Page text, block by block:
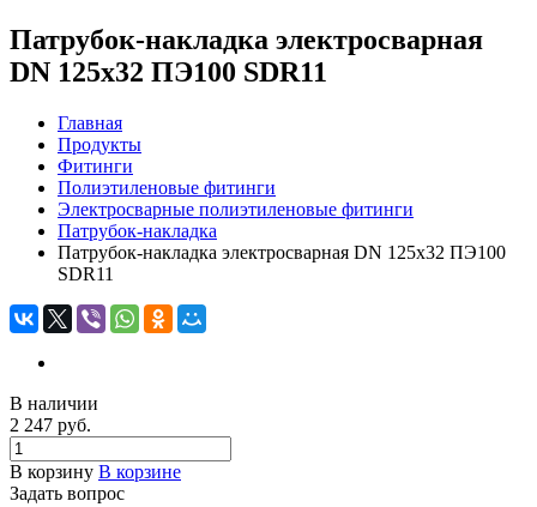
Патрубок-накладка электросварная
DN 125х32 ПЭ100 SDR11
Главная
Продукты
Фитинги
Полиэтиленовые фитинги
Электросварные полиэтиленовые фитинги
Патрубок-накладка
Патрубок-накладка электросварная DN 125х32 ПЭ100
SDR11
В наличии
2 247 руб.
В корзину В корзине
Задать вопрос